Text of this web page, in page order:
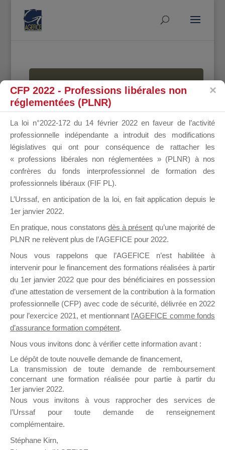
MALLETTE
DU
DIRIGEANT
Groupe Public
il y a un mois
Ce groupe est destiné aux Organismes de
Formation qui souhaitent répondre à l’Appel à
Propositions Mallette du Dirigeant.
sur lequel il est possible de laisser un message
ou poser une question.
NB : Il est nécessaire d’être
pouvoir rejoindre ce groupe
CFP 2022 - Professions libérales non
réglementées (PLNR)
La loi n°2022-172 du 14 février 2022 en faveur de l’activité
professionnelle indépendante a introduit des modifications
législatives qui ont pour conséquence de rattacher les
« professions libérales non réglementées » (PLNR) à nos
confrères du fonds interprofessionnel de formation des
professionnels libéraux (FIF PL).
L’Urssaf, en anticipation de la loi, en fait application depuis le
1er janvier 2022.
En pratique, nous constatons dès à présent qu’une majorité de
PLNR ne relèvent plus de l’AGEFICE pour 2022.
Nous vous rappelons que l’AGEFICE n’est habilitée à
intervenir pour le financement des formations réalisées à partir
du 1er janvier 2022 que pour des bénéficiaires en possession
d’une attestation de versement de la contribution à la formation
professionnelle (CFP) avec code de sécurité, délivrée en 2022
pour l’exercice 2021, et mentionnant l’AGEFICE comme fonds
d’assurance formation compétent.
Nous vous invitons donc à vérifier cette information avant :
Le dépôt de toute nouvelle demande de financement,
La transmission de toute demande de remboursement
concernant une formation réalisée pour partie à partir du
1er janvier 2022.
Nous vous invitons à vous rapprocher des services de
l’Urssaf pour toute demande de renseignement
complémentaire.
Stéphane Kirn,